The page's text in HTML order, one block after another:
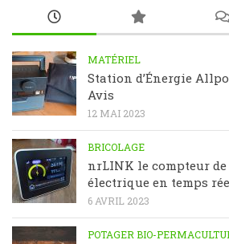
MATÉRIEL
Station d’Énergie
Avis
12 MAI 2023
BRICOLAGE
nrLINK le compteur
électrique en temps
6 AVRIL 2023
POTAGER BIO-